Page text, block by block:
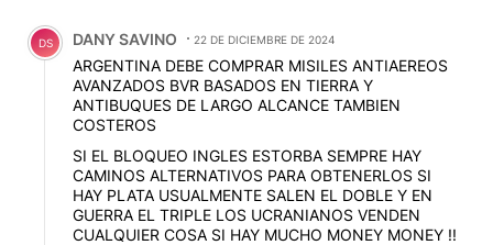
Comentario de DANY SAVINO.
DS DANY SAVINO 22 DE DICIEMBRE DE 2024
ARGENTINA DEBE COMPRAR MISILES ANTIAEREOS
AVANZADOS BVR BASADOS EN TIERRA Y
ANTIBUQUES DE LARGO ALCANCE TAMBIEN
COSTEROS
SI EL BLOQUEO INGLES ESTORBA SEMPRE HAY
CAMINOS ALTERNATIVOS PARA OBTENERLOS SI
HAY PLATA USUALMENTE SALEN EL DOBLE Y EN
GUERRA EL TRIPLE LOS UCRANIANOS VENDEN
CUALQUIER COSA SI HAY MUCHO MONEY MONEY !!